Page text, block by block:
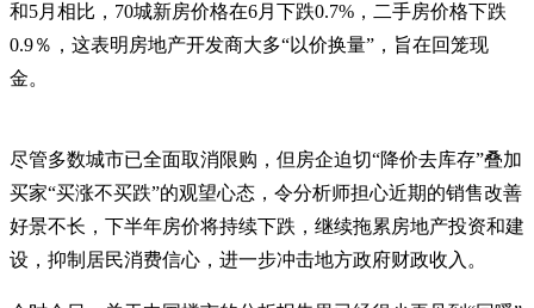
和5月相比，70城新房价格在6月下跌0.7%，二手房价格下跌
0.9％，这表明房地产开发商大多“以价换量”，旨在回笼现
金。
尽管多数城市已全面取消限购，但房企迫切“降价去库存”叠加
买家“买涨不买跌”的观望心态，令分析师担心近期的销售改善
好景不长，下半年房价将持续下跌，继续拖累房地产投资和建
设，抑制居民消费信心，进一步冲击地方政府财政收入。